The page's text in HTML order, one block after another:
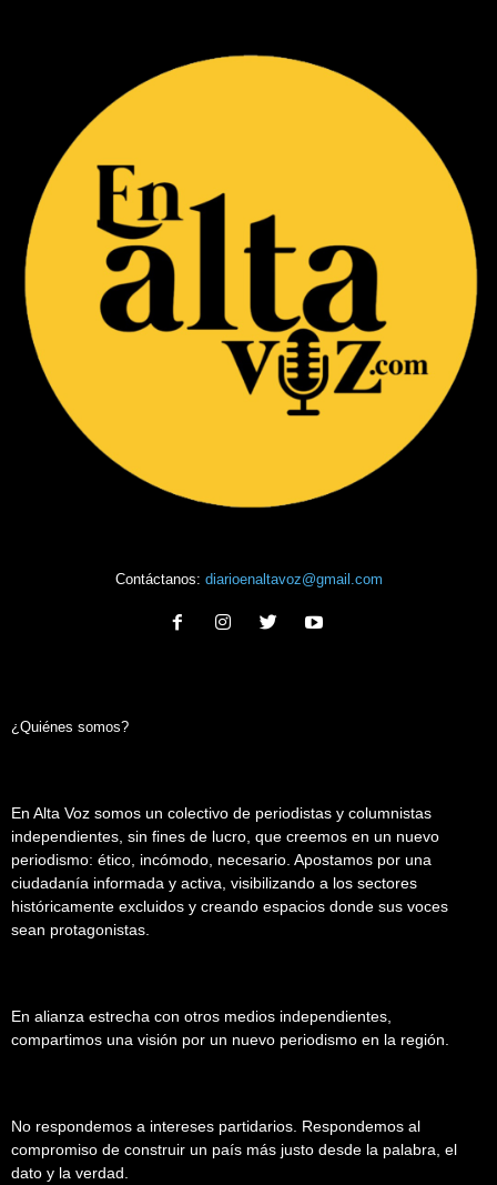
Contáctanos: diarioenaltavoz@gmail.com
¿Quiénes somos?
En Alta Voz somos un colectivo de periodistas y columnistas
independientes, sin fines de lucro, que creemos en un nuevo
periodismo: ético, incómodo, necesario. Apostamos por una
ciudadanía informada y activa, visibilizando a los sectores
históricamente excluidos y creando espacios donde sus voces
sean protagonistas.
En alianza estrecha con otros medios independientes,
compartimos una visión por un nuevo periodismo en la región.
No respondemos a intereses partidarios. Respondemos al
compromiso de construir un país más justo desde la palabra, el
dato y la verdad.